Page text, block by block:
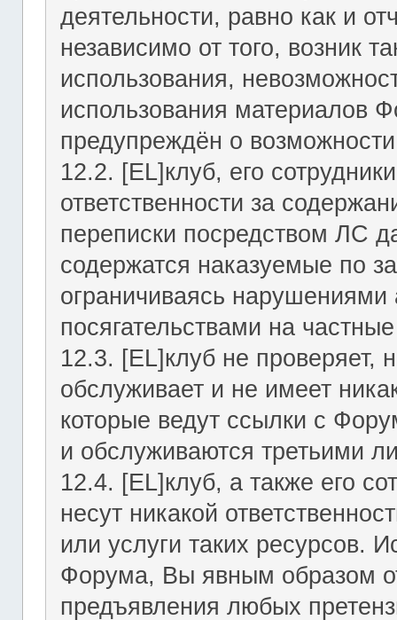
деятельности, равно как и
независимо от того, возник
использования,
использования материалов
предупреждён о
12.2. [EL]клуб, его
ответственности за
переписки посредством ЛС
содержатся наказуемые по
ограничиваясь
посягательствами на
12.3. [EL]клуб не проверяет,
обслуживает и не имеет
которые ведут ссылки с
и обслуживаются третьими
12.4. [EL]клуб, а также его
несут никакой
или услуги таких ресурсов.
Форума, Вы явным образом
предъявления любых